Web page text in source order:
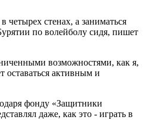
четырех стенах, а заниматься
по волейболу сидя, пишет
возможностями, как я,
оставаться активным и
фонду «Защитники
даже, как это - играть в